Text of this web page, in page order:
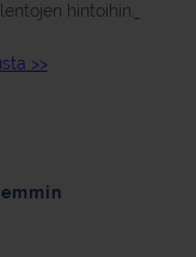
hintoihin.
>>